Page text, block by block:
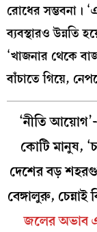
রোধের সম্ভবনা।
ব্যবস্থারও উন্নতি
‘খাজনার থেকে
বাঁচাতে গিয়ে,
‘নীতি
কোটি মানুষ,
দেশের বড়
বেঙ্গালুরু,
জলের অভাব